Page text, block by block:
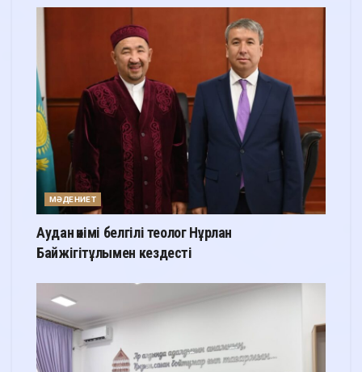
МӘДЕНИЕТ
Аудан әкімі белгілі теолог Нұрлан
Байжігітұлымен кездесті